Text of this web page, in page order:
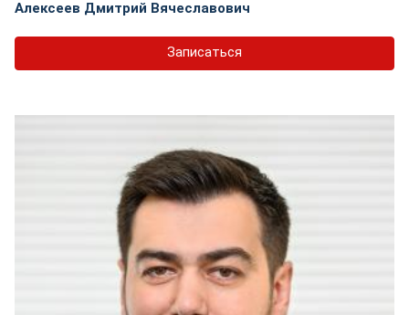
Алексеев Дмитрий Вячеславович
Записаться